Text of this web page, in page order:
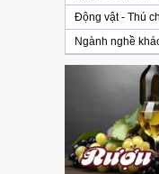
Động vật - Thú
Ngành nghề